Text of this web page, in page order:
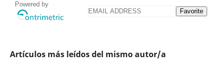
Powered by
Favorite
Artículos más leídos del mismo autor/a